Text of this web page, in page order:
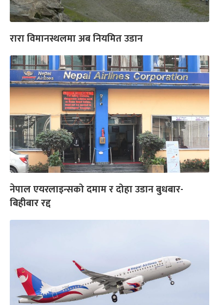
रारा विमानस्थलमा अब नियमित उडान
नेपाल एयरलाइन्सको दमाम र दोहा उडान बुधबार-
बिहीबार रद्द